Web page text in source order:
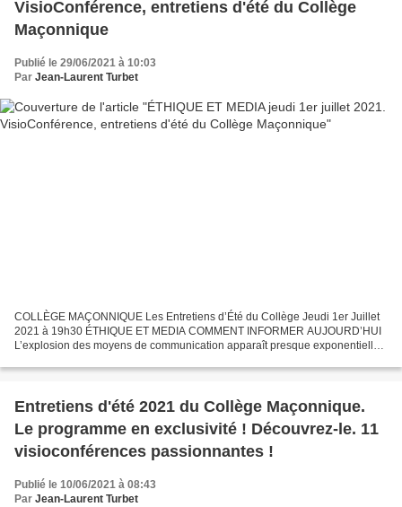
VisioConférence, entretiens d'été du Collège
Maçonnique
Publié le 29/06/2021 à 10:03
Par Jean-Laurent Turbet
COLLÈGE MAÇONNIQUE Les Entretiens d’Été du Collège Jeudi 1er Juillet
2021 à 19h30 ÉTHIQUE ET MEDIA COMMENT INFORMER AUJOURD’HUI
L’explosion des moyens de communication apparaît presque exponentielle :
Entretiens d'été 2021 du Collège Maçonnique.
Le programme en exclusivité ! Découvrez-le. 11
visioconférences passionnantes !
Publié le 10/06/2021 à 08:43
Par Jean-Laurent Turbet